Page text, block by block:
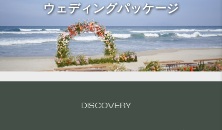
ウェディングパッケージ
DISCOVERY